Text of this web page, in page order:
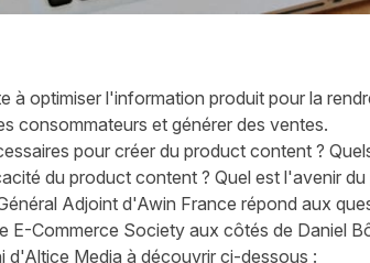
à optimiser l'information produit pour la
consommateurs et générer des ventes.
pour créer du product content ?
du product content ? Quel est l'avenir
Adjoint d'Awin France répond aux
E-Commerce Society aux côtés de Daniel
d'Altice Media à découvrir ci-dessous :